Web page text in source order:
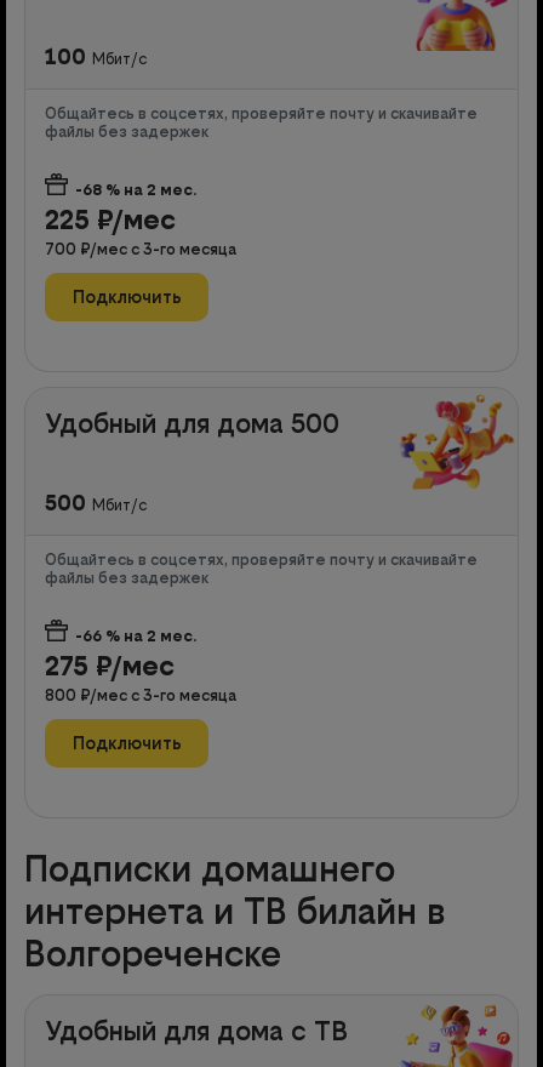
100 Мбит/с
Общайтесь в соцсетях, проверяйте почту и скачивайте
файлы без задержек
-68 % на 2 мес.
225 ₽/мес
700 ₽/мес с 3-го месяца
Подключить
Удобный для дома 500
500 Мбит/с
Общайтесь в соцсетях, проверяйте почту и скачивайте
файлы без задержек
-66 % на 2 мес.
275 ₽/мес
800 ₽/мес с 3-го месяца
Подключить
Подписки домашнего
интернета и ТВ билайн в
Волгореченске
Удобный для дома с ТВ